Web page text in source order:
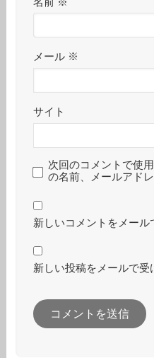
メール ※
サイト
次回のコメントで使
の名前、メールアド
新しいコメントをメール
新しい投稿をメールで受